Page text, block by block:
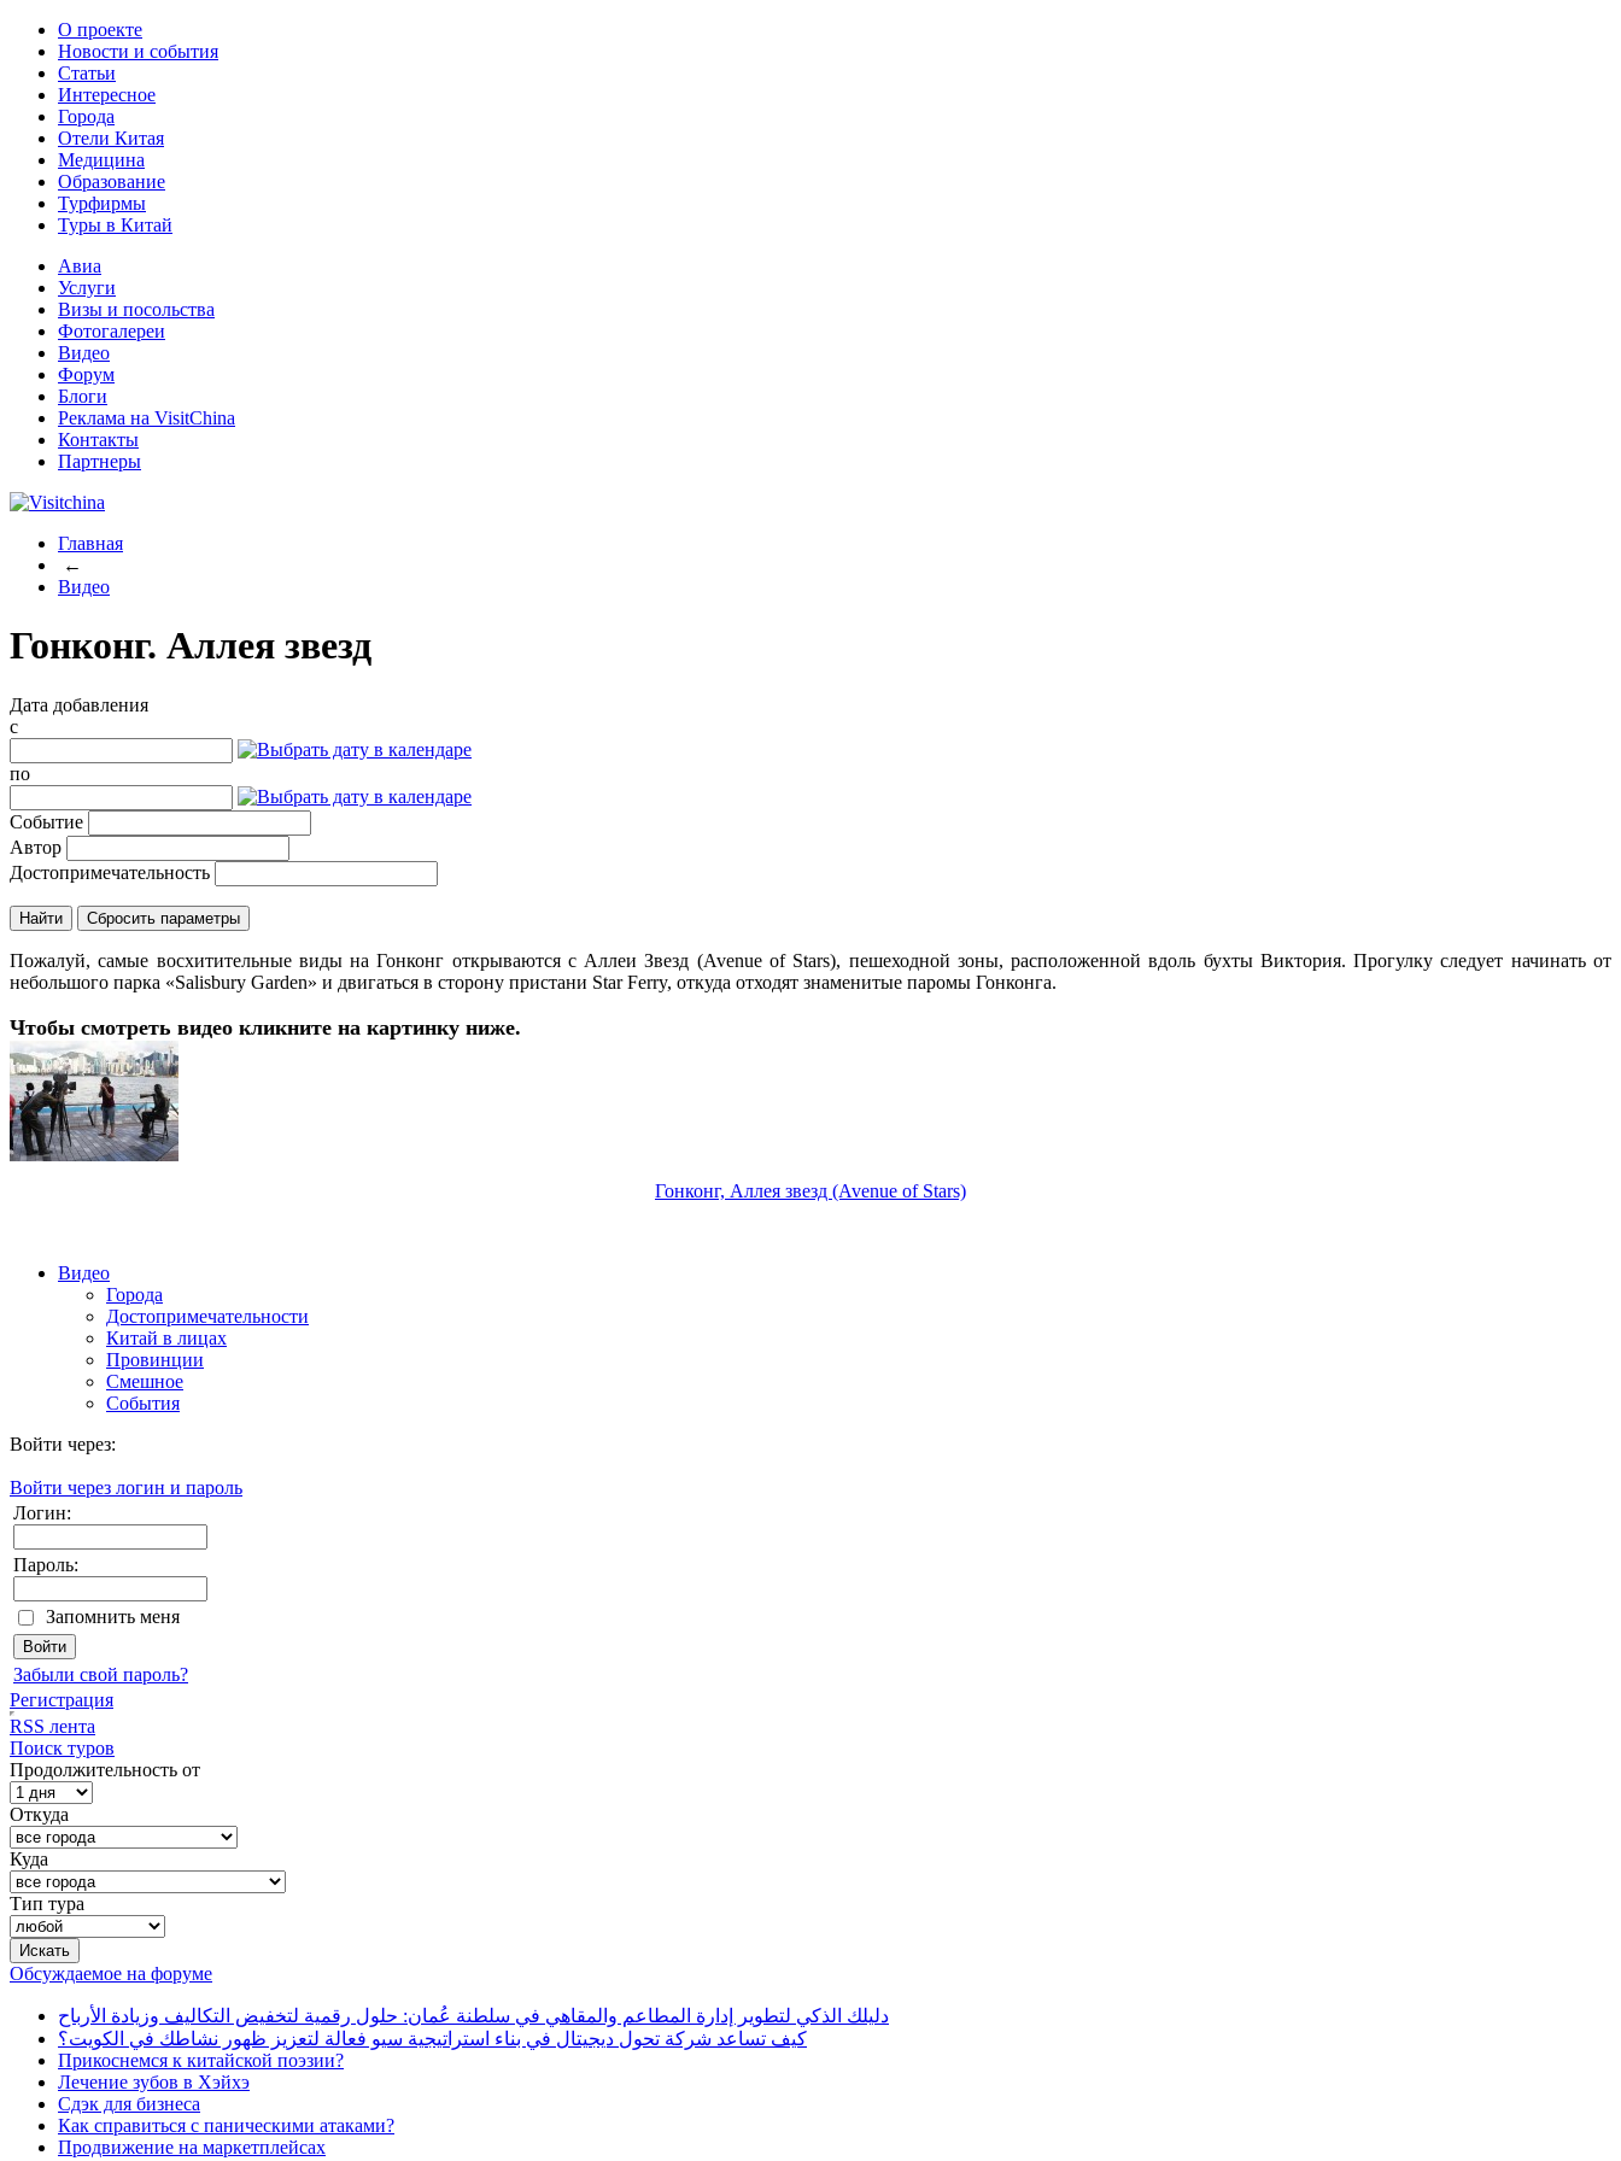
О проекте
Новости и события
Статьи
Интересное
Города
Отели Китая
Медицина
Образование
Турфирмы
Туры в Китай
Авиа
Услуги
Визы и посольства
Фотогалереи
Видео
Форум
Блоги
Реклама на VisitChina
Контакты
Партнеры
Главная
←
Видео
Гонконг. Аллея звезд
Дата добавления
c
по
Событие
Автор
Достопримечательность
Пожалуй, самые восхитительные виды на Гонконг открываются с Аллеи Звезд (Avenue of Stars), пешеходной зоны, расположенной вдоль бухты Виктория. Прогулку следует начинать от
небольшого парка «Salisbury Garden» и двигаться в сторону пристани Star Ferry, откуда отходят знаменитые паромы Гонконга.
Чтобы смотреть видео кликните на картинку ниже.
Гонконг, Аллея звезд (Avenue of Stars)
Видео
Города
Достопримечательности
Китай в лицах
Провинции
Смешное
События
Войти через:
Войти через логин и пароль
Логин:
Пароль:
Запомнить меня
Забыли свой пароль?
Регистрация
RSS лента
Поиск туров
Продолжительность от
Откуда
Куда
Тип тура
Обсуждаемое на форуме
دليلك الذكي لتطوير إدارة المطاعم والمقاهي في سلطنة عُمان: حلول رقمية لتخفيض التكاليف وزيادة الأرباح
كيف تساعد شركة تحول ديجيتال في بناء استراتيجية سيو فعالة لتعزيز ظهور نشاطك في الكويت؟
Прикоснемся к китайской поэзии?
Лечение зубов в Хэйхэ
Сдэк для бизнеса
Как справиться с паническими атаками?
Продвижение на маркетплейсах